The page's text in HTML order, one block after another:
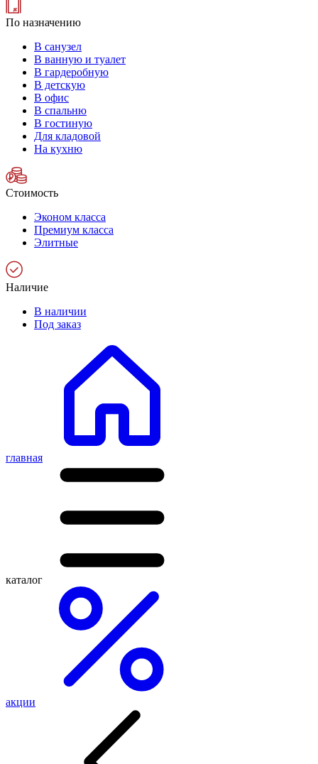
По назначению
В санузел
В ванную и туалет
В гардеробную
В детскую
В офис
В спальню
В гостиную
Для кладовой
На кухню
Стоимость
Эконом класса
Премиум класса
Элитные
Наличие
В наличии
Под заказ
главная
каталог
акции